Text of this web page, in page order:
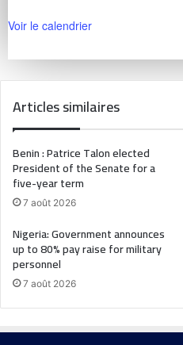
Voir le calendrier
Articles similaires
Benin : Patrice Talon elected
President of the Senate for a
five-year term
7 août 2026
Nigeria: Government announces
up to 80% pay raise for military
personnel
7 août 2026